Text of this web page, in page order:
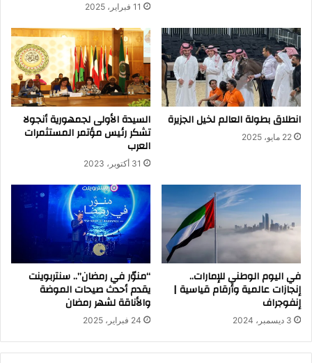
11 فبراير، 2025
انطلاق بطولة العالم لخيل الجزيرة
22 مايو، 2025
السيدة الأولى لجمهورية أنجولا
تشكر رئيس مؤتمر المستثمرات
العرب
31 أكتوبر، 2023
في اليوم الوطني للإمارات..
إنجازات عالمية وأرقام قياسية |
إنفوجراف
3 ديسمبر، 2024
“منوّر في رمضان”.. سنتربوينت
يقدم أحدث صيحات الموضة
والأناقة لشهر رمضان
24 فبراير، 2025